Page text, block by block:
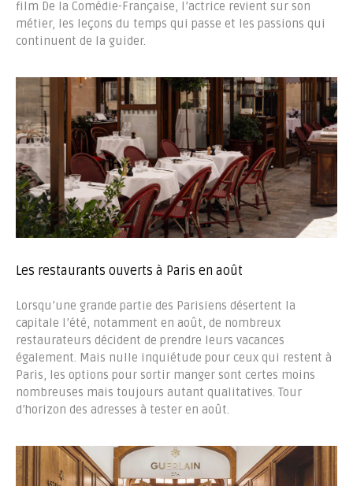
film De la Comédie-Française, l’actrice revient sur son
métier, les leçons du temps qui passe et les passions qui
continuent de la guider.
Les restaurants ouverts à Paris en août
Lorsqu’une grande partie des Parisiens désertent la
capitale l’été, notamment en août, de nombreux
restaurateurs décident de prendre leurs vacances
également. Mais nulle inquiétude pour ceux qui restent à
Paris, les options pour sortir manger sont certes moins
nombreuses mais toujours autant qualitatives. Tour
d’horizon des adresses à tester en août.